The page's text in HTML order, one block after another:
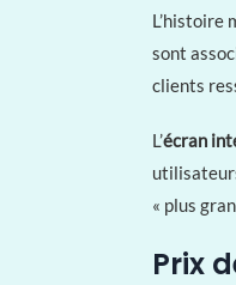
L’histoire
sont
clients
L’écran
« plus
Prix